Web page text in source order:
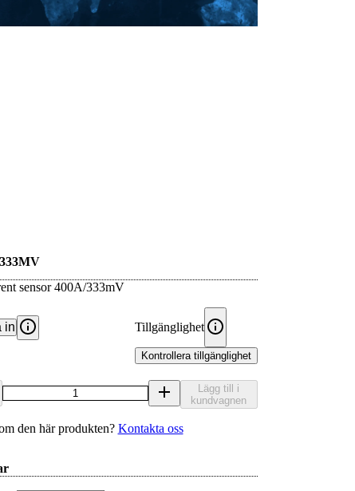
sensor 400A/333mV
in Tillgänglighet
Kontrollera tillgänglighet
Lägg till i
kundvagnen
den här produkten? Kontakta oss